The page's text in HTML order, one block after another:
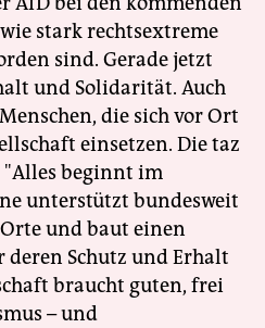
stark rechtsextreme
sind. Gerade jetzt
und Solidarität. Auch
die sich vor Ort
einsetzen. Die taz
beginnt im
unterstützt bundesweit
und baut einen
deren Schutz und Erhalt
braucht guten, frei
– und